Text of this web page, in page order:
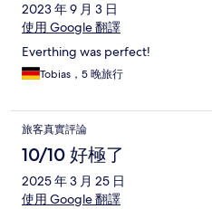
2023 年 9 月 3 日
使用 Google 翻譯
Everthing was perfect!
Tobias，5 晚旅行
旅客真實評論
10/10 好極了
2025 年 3 月 25 日
使用 Google 翻譯